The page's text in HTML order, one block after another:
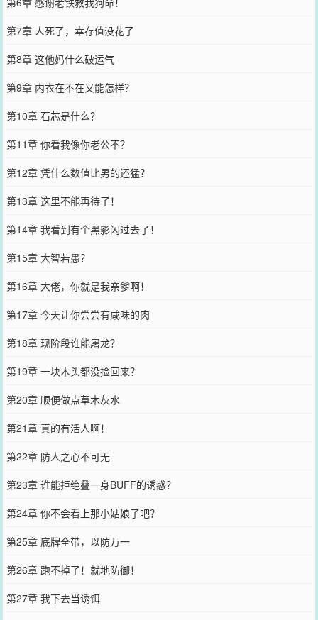
第7章 人死了，幸存值没花了
第8章 这他妈什么破运气
第9章 内衣在不在又能怎样？
第10章 石芯是什么？
第11章 你看我像你老公不？
第12章 凭什么数值比男的还猛？
第13章 这里不能再待了！
第14章 我看到有个黑影闪过去了！
第15章 大智若愚？
第16章 大佬，你就是我亲爹啊！
第17章 今天让你尝尝有咸味的肉
第18章 现阶段谁能屠龙？
第19章 一块木头都没捡回来？
第20章 顺便做点草木灰水
第21章 真的有活人啊！
第22章 防人之心不可无
第23章 谁能拒绝叠一身BUFF的诱惑？
第24章 你不会看上那小姑娘了吧？
第25章 底牌全带，以防万一
第26章 跑不掉了！就地防御！
第27章 我下去当诱饵